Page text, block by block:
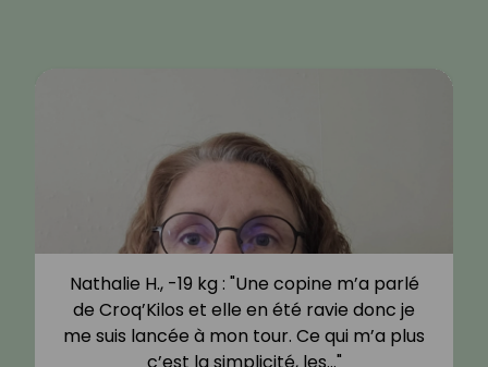
Nathalie H., -19 kg : "Une copine m’a parlé
de Croq’Kilos et elle en été ravie donc je
me suis lancée à mon tour. Ce qui m’a plus
c’est la simplicité, les…"